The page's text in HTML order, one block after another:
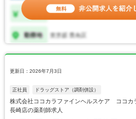
更新日：2026年7月3日
正社員 ドラッグストア（調剤併設）
株式会社ココカラファインヘルスケア ココカ
長崎店の薬剤師求人